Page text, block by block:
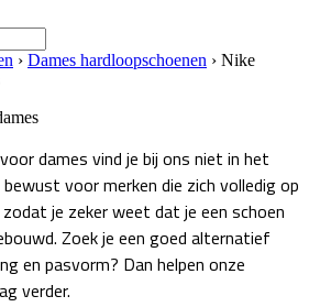
› Dames hardloopschoenen › Nike
dames vind je bij ons niet in het
voor merken die zich volledig op
je zeker weet dat je een schoen
Zoek je een goed alternatief
en pasvorm? Dan helpen onze
verder.